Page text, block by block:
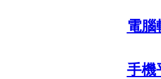
電腦
手機